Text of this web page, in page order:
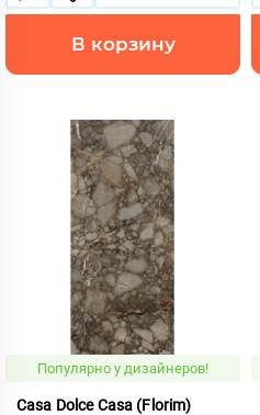
В корзину
Популярно у дизайнеров!
Casa Dolce Casa (Florim)